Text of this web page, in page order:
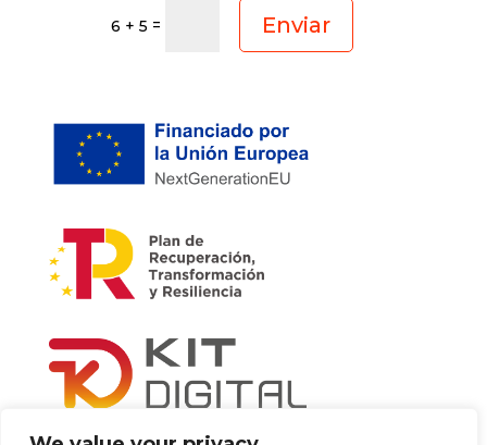
6 + 5 = Enviar